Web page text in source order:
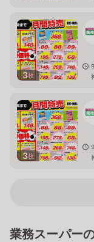
3枚
3枚
業務スーパー